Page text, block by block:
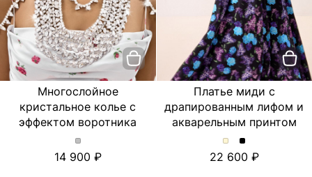
Многослойное
кристальное колье с
эффектом воротника
Многослойное
кристальное
14 900
Платье миди с
драпированным лифом и
акварельным принтом
Платье
миди
Платье
миди
22 600